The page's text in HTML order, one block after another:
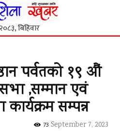
पर्वतको १९ औं
,सम्मान एवं
सम्पन्न
September 7, 2023
73